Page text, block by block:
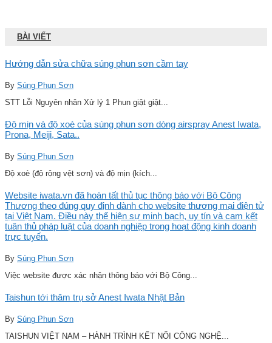
BÀI VIẾT
Hướng dẫn sửa chữa súng phun sơn cầm tay
By Súng Phun Sơn
STT Lỗi Nguyên nhân Xử lý 1 Phun giật giật...
Độ mịn và độ xoè của súng phun sơn dòng airspray Anest Iwata,
Prona, Meiji, Sata..
By Súng Phun Sơn
Độ xoè (độ rộng vệt sơn) và độ mịn (kích...
Website iwata.vn đã hoàn tất thủ tục thông báo với Bộ Công
Thương theo đúng quy định dành cho website thương mại điện tử
tại Việt Nam. Điều này thể hiện sự minh bạch, uy tín và cam kết
tuân thủ pháp luật của doanh nghiệp trong hoạt động kinh doanh
trực tuyến.
By Súng Phun Sơn
Việc website được xác nhận thông báo với Bộ Công...
Taishun tới thăm trụ sở Anest Iwata Nhật Bản
By Súng Phun Sơn
TAISHUN VIỆT NAM – HÀNH TRÌNH KẾT NỐI CÔNG NGHỆ...